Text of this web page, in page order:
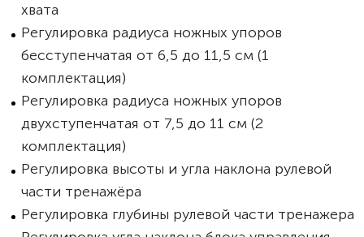
хвата
Регулировка радиуса ножных упоров
бесступенчатая от 6,5 до 11,5 см (1
комплектация)
Регулировка радиуса ножных упоров
двухступенчатая от 7,5 до 11 см (2
комплектация)
Регулировка высоты и угла наклона рулевой
части тренажёра
Регулировка глубины рулевой части тренажера